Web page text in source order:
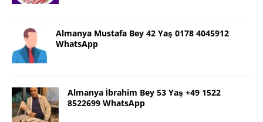
Almanya Mustafa Bey 42 Yaş 0178 4045912
WhatsApp
Almanya İbrahim Bey 53 Yaş +49 1522
8522699 WhatsApp